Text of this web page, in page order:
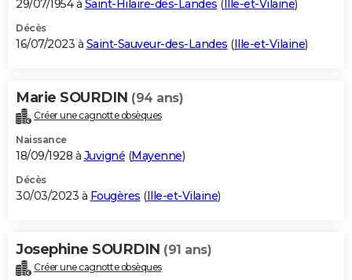
29/07/1954 à Saint-Hilaire-des-Landes ( Ille-et-Vilaine)
Décès
16/07/2023 à Saint-Sauveur-des-Landes (Ille-et-Vilaine)
Marie SOURDIN (94 ans)
Créer une cagnotte obsèques
Naissance
18/09/1928 à Juvigné (Mayenne)
Décès
30/03/2023 à Fougères (Ille-et-Vilaine)
Josephine SOURDIN (91 ans)
Créer une cagnotte obsèques